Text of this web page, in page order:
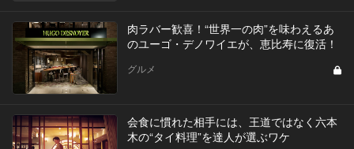
肉ラバー歓喜！“世界一の肉”を味わえるあ
のユーゴ・デノワイエが、恵比寿に復活！
グルメ
会食に慣れた相手には、王道ではなく六本
木の“タイ料理”を達人が選ぶワケ